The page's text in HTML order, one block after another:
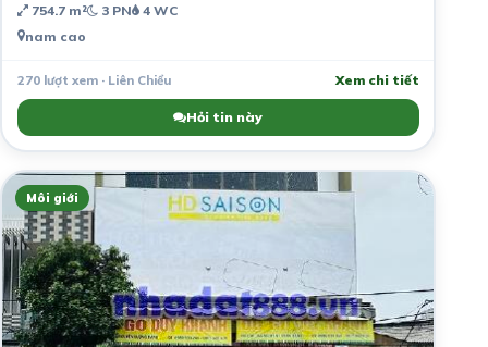
754.7 m² 3 PN 4 WC
nam cao
270 lượt xem · Liên Chiểu Xem chi tiết
Hỏi tin này
Môi giới